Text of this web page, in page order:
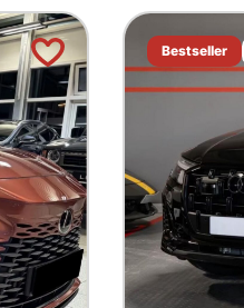
Bestseller